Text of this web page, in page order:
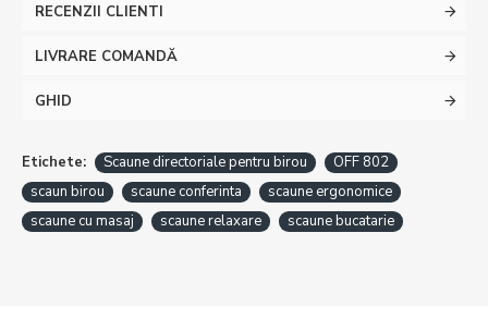
RECENZII CLIENTI
LIVRARE COMANDĂ
GHID
Etichete: Scaune directoriale pentru birou
OFF 802
scaun birou
scaune conferinta
scaune ergonomice
scaune cu masaj
scaune relaxare scaune bucatarie